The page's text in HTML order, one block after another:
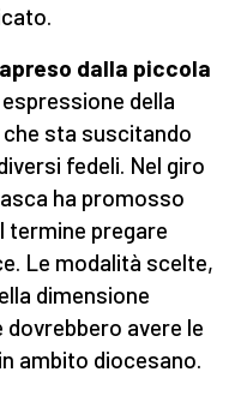
dalla piccola
della
che sta suscitando
fedeli. Nel giro
ha promosso
termine pregare
Le modalità scelte,
dimensione
dovrebbero avere le
ambito diocesano.